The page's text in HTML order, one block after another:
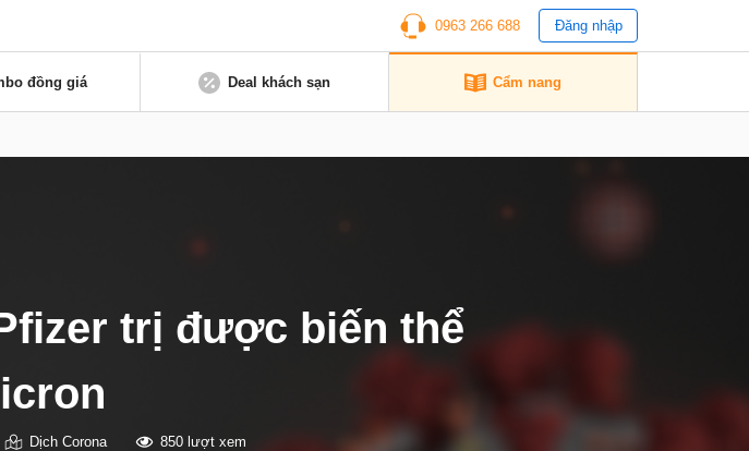
0963 266 688 Đăng nhập
đồng giá Deal khách sạn Cẩm nang
trị được biến thể
Dịch Corona 850 lượt xem